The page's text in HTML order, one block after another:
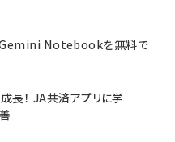
Gemini Notebookを無料で
長！ JA共済アプリに学